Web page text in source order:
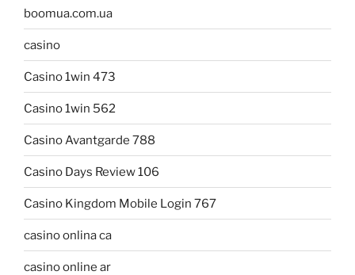
boomua.com.ua
casino
Casino 1win 473
Casino 1win 562
Casino Avantgarde 788
Casino Days Review 106
Casino Kingdom Mobile Login 767
casino onlina ca
casino online ar